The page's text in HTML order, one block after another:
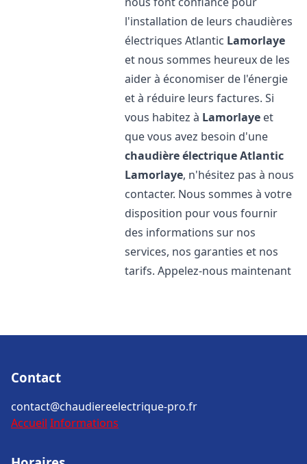
l'installation de leurs chaudières
électriques Atlantic Lamorlaye
et nous sommes heureux de les
aider à économiser de l'énergie
et à réduire leurs factures. Si
vous habitez à Lamorlaye et
que vous avez besoin d'une
chaudière électrique Atlantic
Lamorlaye, n'hésitez pas à nous
contacter. Nous sommes à votre
disposition pour vous fournir
des informations sur nos
services, nos garanties et nos
tarifs. Appelez-nous maintenant
Contact
contact@chaudiereelectrique-pro.fr
Accueil Informations